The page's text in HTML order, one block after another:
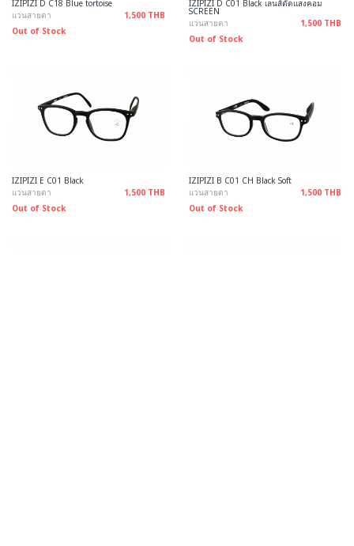
IZIPIZI D C18 Blue tortoise
แว่นสายตา
1,500 THB
Out of Stock
IZIPIZI D C01 Black เลนส์ตัดแสงคอม
SCREEN
แว่นสายตา
1,500 THB
Out of Stock
IZIPIZI E C01 Black
แว่นสายตา
1,500 THB
Out of Stock
IZIPIZI B C01 CH Black Soft
แว่นสายตา
1,500 THB
Out of Stock